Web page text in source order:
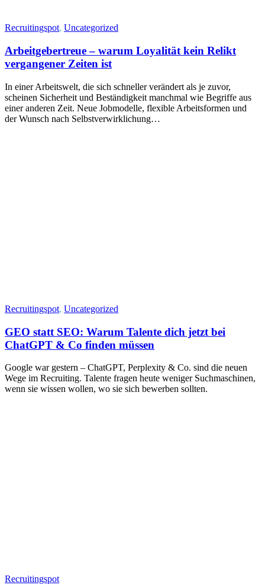
Recruitingspot, Uncategorized
Arbeitgebertreue – warum Loyalität kein Relikt
vergangener Zeiten ist
In einer Arbeitswelt, die sich schneller verändert als je zuvor,
scheinen Sicherheit und Beständigkeit manchmal wie Begriffe aus
einer anderen Zeit. Neue Jobmodelle, flexible Arbeitsformen und
der Wunsch nach Selbstverwirklichung…
Recruitingspot, Uncategorized
GEO statt SEO: Warum Talente dich jetzt bei
ChatGPT & Co finden müssen
Google war gestern – ChatGPT, Perplexity & Co. sind die neuen
Wege im Recruiting. Talente fragen heute weniger Suchmaschinen,
wenn sie wissen wollen, wo sie sich bewerben sollten.
Recruitingspot